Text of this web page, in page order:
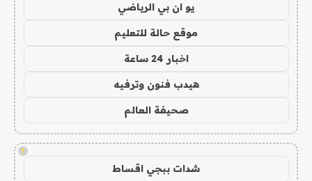
يو ان بي الرياضي
موقع حالة للتعليم
اخبار 24 ساعة
هيدب فنون وترفيه
صحيفة العالم
!
شدات ببجي اقساط